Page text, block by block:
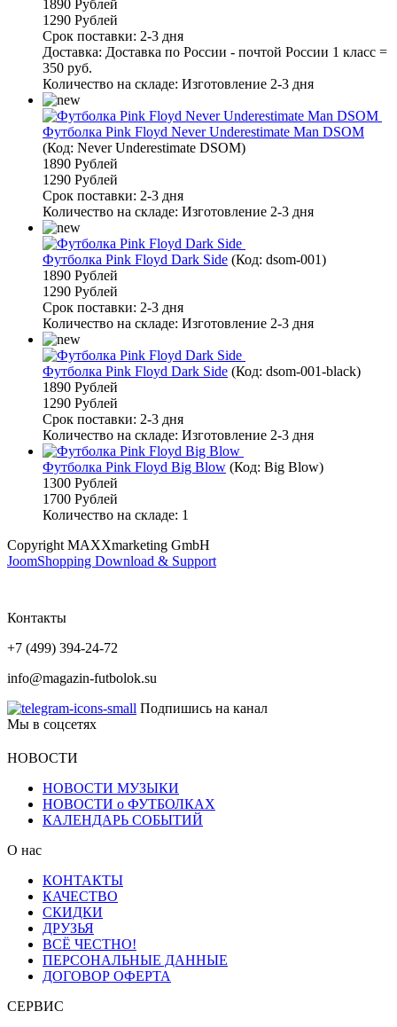
1890 Рублей
1290 Рублей
Срок поставки: 2-3 дня
Доставка: Доставка по России - почтой России 1 класс =
350 руб.
Количество на складе: Изготовление 2-3 дня
Футболка Pink Floyd Never Underestimate Man DSOM
(Код: Never Underestimate DSOM)
1890 Рублей
1290 Рублей
Срок поставки: 2-3 дня
Количество на складе: Изготовление 2-3 дня
Футболка Pink Floyd Dark Side (Код: dsom-001)
1890 Рублей
1290 Рублей
Срок поставки: 2-3 дня
Количество на складе: Изготовление 2-3 дня
Футболка Pink Floyd Dark Side (Код: dsom-001-black)
1890 Рублей
1290 Рублей
Срок поставки: 2-3 дня
Количество на складе: Изготовление 2-3 дня
Футболка Pink Floyd Big Blow (Код: Big Blow)
1300 Рублей
1700 Рублей
Количество на складе: 1
Copyright MAXXmarketing GmbH
JoomShopping Download & Support
Контакты
+7 (499) 394-24-72
info@magazin-futbolok.su
Подпишись на канал
Мы в соцсетях
НОВОСТИ
НОВОСТИ МУЗЫКИ
НОВОСТИ о ФУТБОЛКАХ
КАЛЕНДАРЬ СОБЫТИЙ
О нас
КОНТАКТЫ
КАЧЕСТВО
СКИДКИ
ДРУЗЬЯ
ВСЁ ЧЕСТНО!
ПЕРСОНАЛЬНЫЕ ДАННЫЕ
ДОГОВОР ОФЕРТА
СЕРВИС